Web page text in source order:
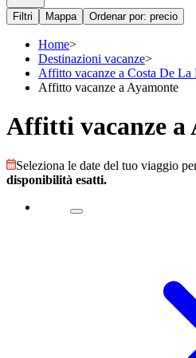
Filtri Mappa Ordenar por: precio
Home>
Destinazioni vacanze>
Affitto vacanze a Costa De La
Affitto vacanze a Ayamonte
Affitti vacanze a
Seleziona le date del tuo viaggio
disponibilità esatti.